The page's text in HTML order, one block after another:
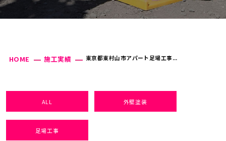
HOME 施工実績 東京都東村山市アパート足場工事...
ALL 外壁塗装
足場工事